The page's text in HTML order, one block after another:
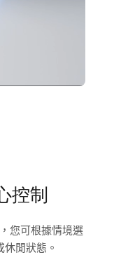
控制
您可根據情境選
閒狀態。